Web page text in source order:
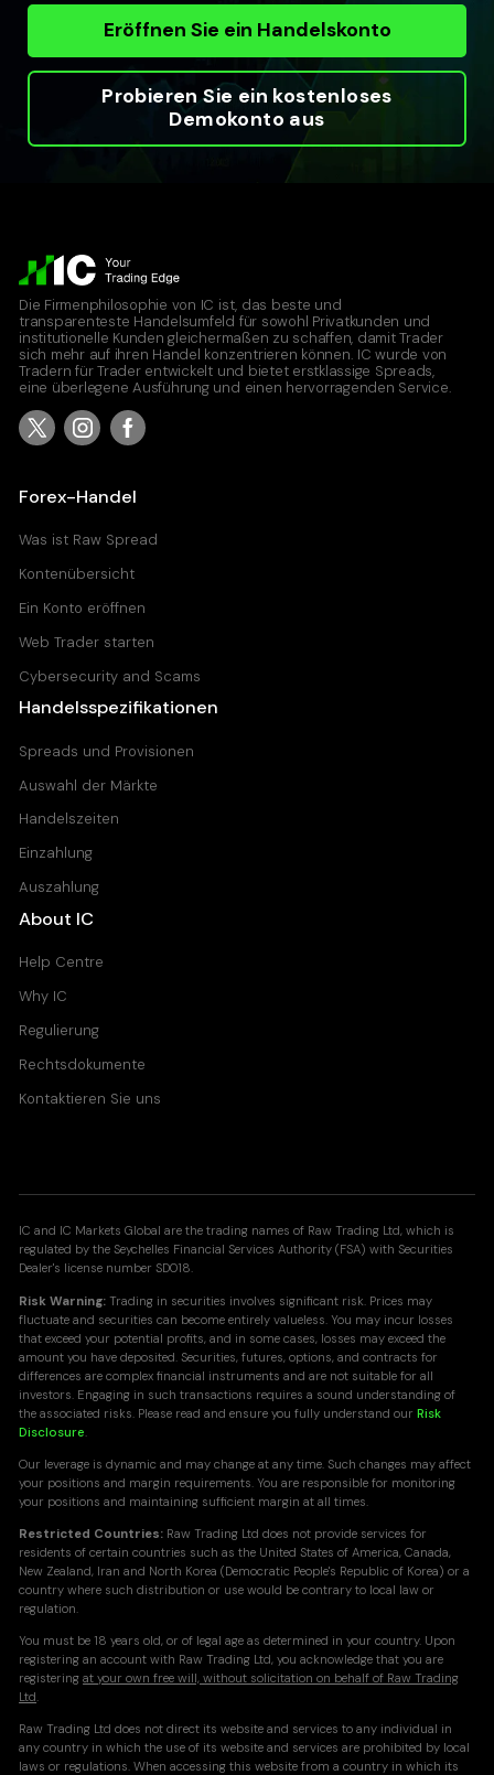
Eröffnen Sie ein Handelskonto
Probieren Sie ein kostenloses
Demokonto aus
Die Firmenphilosophie von IC ist, das beste und
transparenteste Handelsumfeld für sowohl Privatkunden und
institutionelle Kunden gleichermaßen zu schaffen, damit Trader
sich mehr auf ihren Handel konzentrieren können. IC wurde von
Tradern für Trader entwickelt und bietet erstklassige Spreads,
eine überlegene Ausführung und einen hervorragenden Service.
Forex-Handel
Was ist Raw Spread
Kontenübersicht
Ein Konto eröffnen
Web Trader starten
Cybersecurity and Scams
Handelsspezifikationen
Spreads und Provisionen
Auswahl der Märkte
Handelszeiten
Einzahlung
Auszahlung
About IC
Help Centre
Why IC
Regulierung
Rechtsdokumente
Kontaktieren Sie uns
IC and IC Markets Global are the trading names of Raw Trading Ltd, which is
regulated by the Seychelles Financial Services Authority (FSA) with Securities
Dealer's license number SD018.
Risk Warning: Trading in securities involves significant risk. Prices may
fluctuate and securities can become entirely valueless. You may incur losses
that exceed your potential profits, and in some cases, losses may exceed the
amount you have deposited. Securities, futures, options, and contracts for
differences are complex financial instruments and are not suitable for all
investors. Engaging in such transactions requires a sound understanding of
the associated risks. Please read and ensure you fully understand ourRisk
Disclosure.
Our leverage is dynamic and may change at any time. Such changes may affect
your positions and margin requirements. You are responsible for monitoring
your positions and maintaining sufficient margin at all times.
Restricted Countries: Raw Trading Ltd does not provide services for
residents of certain countries such as the United States of America, Canada,
New Zealand, Iran and North Korea (Democratic People's Republic of Korea) or a
country where such distribution or use would be contrary to local law or
regulation.
You must be 18 years old, or of legal age as determined in your country. Upon
registering an account with Raw Trading Ltd, you acknowledge that you are
registeringat your own free will, without solicitation on behalf of Raw Trading
Ltd.
Raw Trading Ltd does not direct its website and services to any individual in
any country in which the use of its website and services are prohibited by local
laws or regulations. When accessing this website from a country in which its